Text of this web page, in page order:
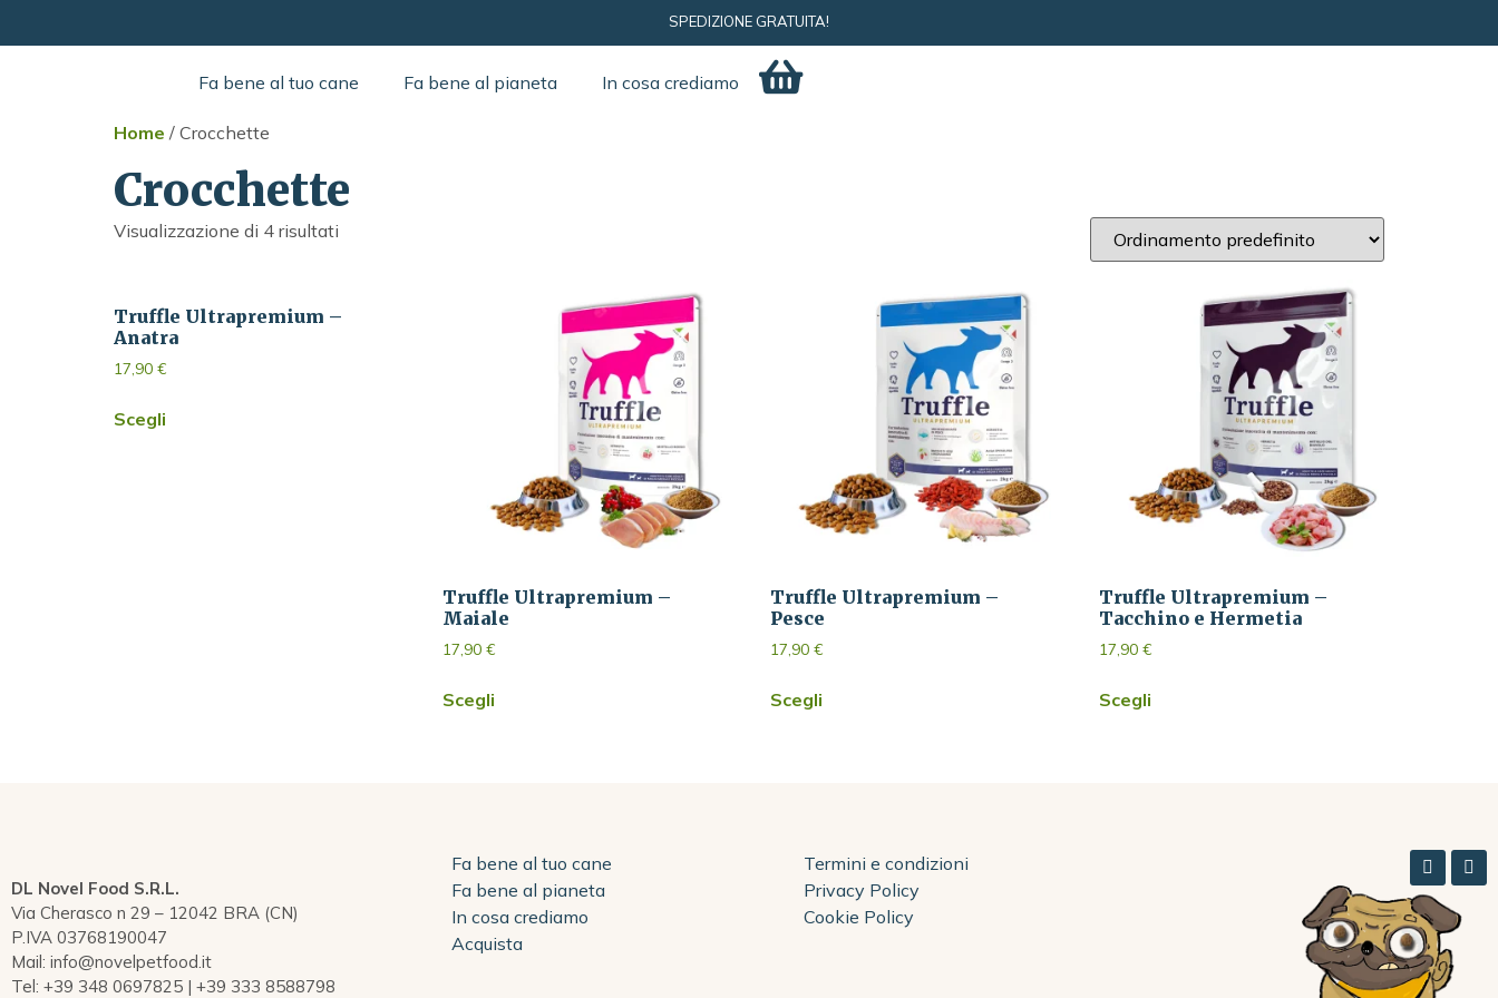
SPEDIZIONE GRATUITA!
Fa bene al tuo cane Fa bene al pianeta In cosa crediamo
Home / Crocchette
Crocchette
Visualizzazione di 4 risultati
Truffle Ultrapremium –
Anatra
17,90 €
Scegli
Truffle Ultrapremium –
Maiale
17,90 €
Scegli
Truffle Ultrapremium –
Pesce
17,90€
Scegli
Truffle Ultrapremium –
Tacchino e Hermetia
17,90€
Scegli
DL Novel Food S.R.L.
Via Cherasco n 29 – 12042 BRA (CN)
P.IVA 03768190047
Mail: info@novelpetfood.it
Tel: +39 348 0697825 | +39 333 8588798
Fa bene al tuo cane
Fa bene al pianeta
In cosa crediamo
Acquista
Termini e condizioni
Privacy Policy
Cookie Policy